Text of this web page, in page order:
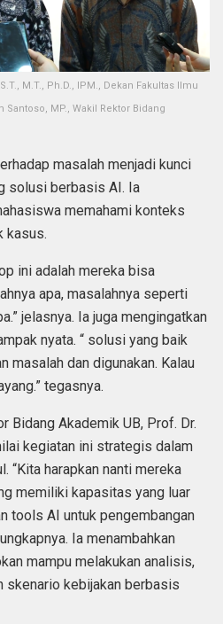
M.T., Ph.D., IPM., Dekan Fakultas Ilmu
Santoso, MP., Wakil Rektor Bidang
masalah menjadi kunci
solusi berbasis AI. Ia
memahami konteks
kasus.
ini adalah mereka bisa
apa, masalahnya seperti
jelasnya. Ia juga mengingatkan
nyata. “ solusi yang baik
masalah dan digunakan. Kalau
tegasnya.
Bidang Akademik UB, Prof. Dr.
kegiatan ini strategis dalam
“Kita harapkan nanti mereka
memiliki kapasitas yang luar
tools AI untuk pengembangan
Ia menambahkan
mampu melakukan analisis,
skenario kebijakan berbasis